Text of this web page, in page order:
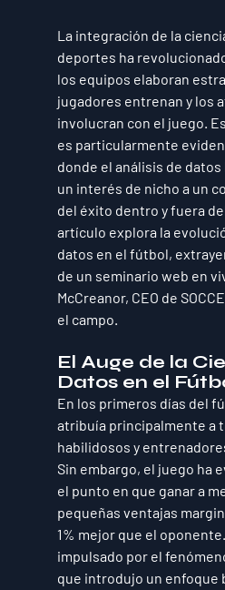
La integración de la
deportes ha
los equipos elaboran
jugadores entrenan y los
involucran con el juego.
es particularmente
donde el análisis de datos
un interés de nicho a un
del éxito dentro y fuera
artículo explora la
datos en el fútbol,
de un seminario web en
McCreanor, CEO de
el campo.
El Auge de la
Datos en el
En los primeros días del
atribuía principalmente a
habilidosos y
Sin embargo, el juego ha
el punto en que ganar a
pequeñas ventajas
1% mejor que el
impulsado por el
que introdujo un enfoque